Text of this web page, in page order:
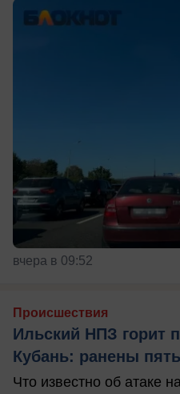
вчера в 09:52
Происшествия
Ильский НПЗ горит
Кубань: ранены
Что известно об атаке